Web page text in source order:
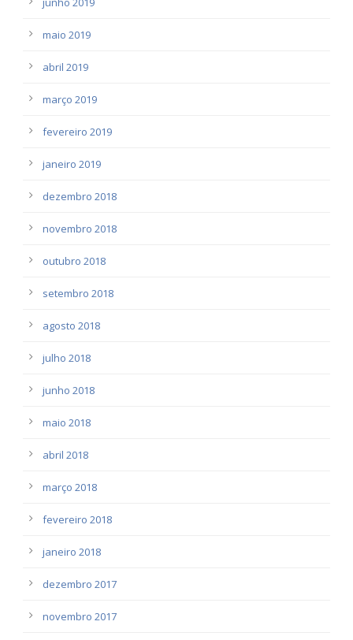
maio 2019
abril 2019
março 2019
fevereiro 2019
janeiro 2019
dezembro 2018
novembro 2018
outubro 2018
setembro 2018
agosto 2018
julho 2018
junho 2018
maio 2018
abril 2018
março 2018
fevereiro 2018
janeiro 2018
dezembro 2017
novembro 2017